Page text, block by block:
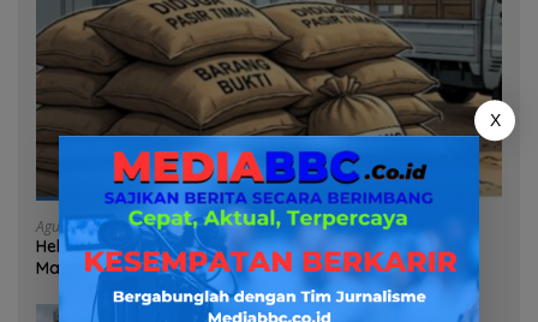
Agustus 7, 2026
Heboh Tumpukan Karung Diduga Pasir Timah di Pos AL
Manggar, Danlanal Babel: Masih Kami Dalami
Agustus 7, 2026
X